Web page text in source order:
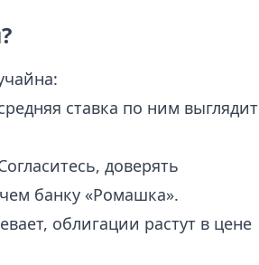
ставка по ним выглядит
доверять
банку «Ромашка».
облигации растут в цене